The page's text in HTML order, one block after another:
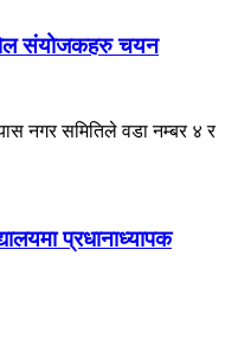
संयोजकहरु चयन
नगर समितिले वडा नम्बर ४ र
प्रधानाध्यापक